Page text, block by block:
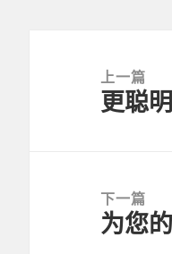
navigation上一篇
上
章:
更聪
下一篇
下
为您